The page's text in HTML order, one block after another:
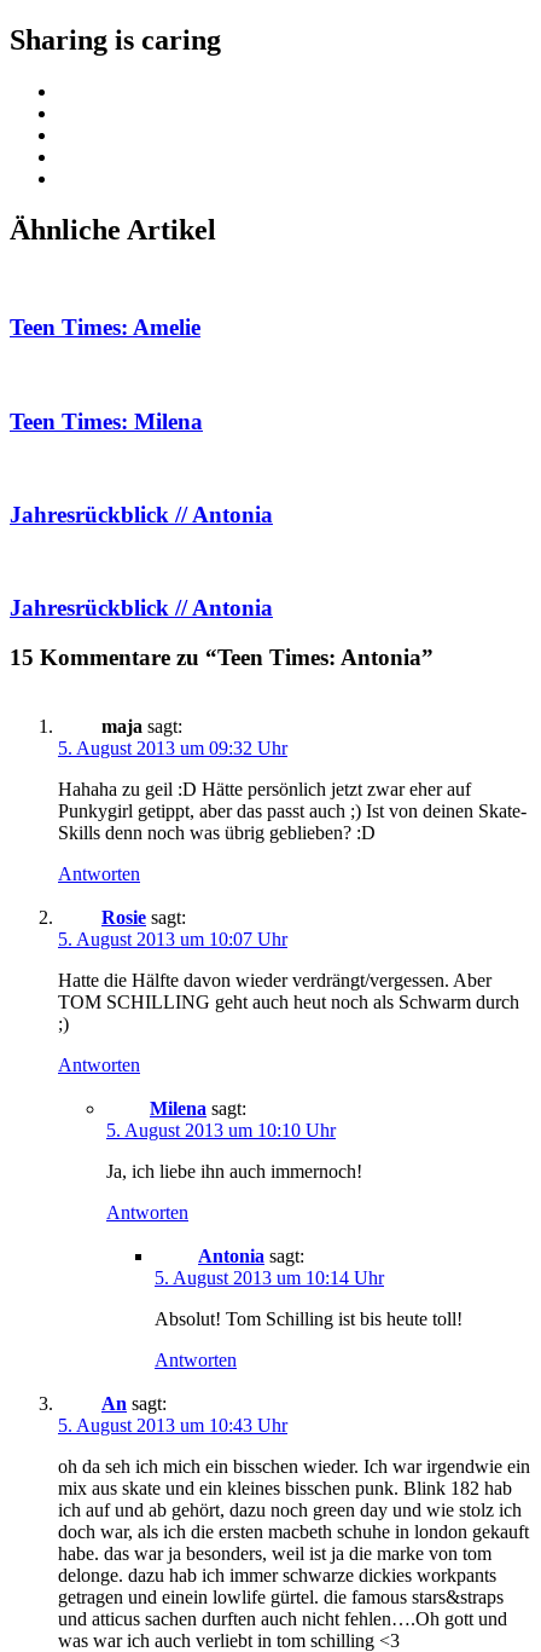
Sharing is caring
Ähnliche Artikel
Teen Times: Amelie
Teen Times: Milena
Jahresrückblick // Antonia
Jahresrückblick // Antonia
15 Kommentare zu “Teen Times: Antonia”
maja sagt:
5. August 2013 um 09:32 Uhr
Hahaha zu geil :D Hätte persönlich jetzt zwar eher auf
Punkygirl getippt, aber das passt auch ;) Ist von deinen Skate-
Skills denn noch was übrig geblieben? :D
Antworten
Rosie sagt:
5. August 2013 um 10:07 Uhr
Hatte die Hälfte davon wieder verdrängt/vergessen. Aber
TOM SCHILLING geht auch heut noch als Schwarm durch
;)
Antworten
Milena sagt:
5. August 2013 um 10:10 Uhr
Ja, ich liebe ihn auch immernoch!
Antworten
Antonia sagt:
5. August 2013 um 10:14 Uhr
Absolut! Tom Schilling ist bis heute toll!
Antworten
An sagt:
5. August 2013 um 10:43 Uhr
oh da seh ich mich ein bisschen wieder. Ich war irgendwie ein
mix aus skate und ein kleines bisschen punk. Blink 182 hab
ich auf und ab gehört, dazu noch green day und wie stolz ich
doch war, als ich die ersten macbeth schuhe in london gekauft
habe. das war ja besonders, weil ist ja die marke von tom
delonge. dazu hab ich immer schwarze dickies workpants
getragen und einein lowlife gürtel. die famous stars&straps
und atticus sachen durften auch nicht fehlen….Oh gott und
was war ich auch verliebt in tom schilling <3